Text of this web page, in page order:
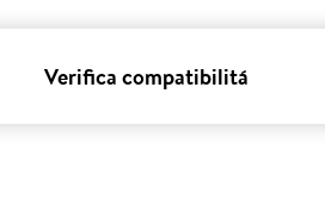
Verifica compatibilitá